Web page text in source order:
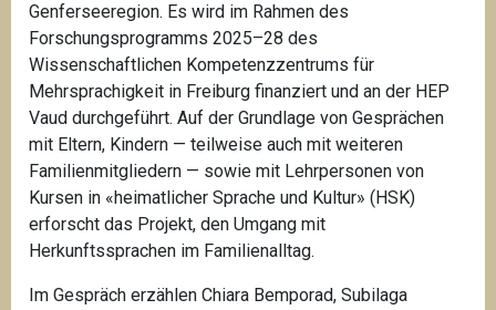
Genferseeregion. Es wird im Rahmen des
Forschungsprogramms 2025–28 des
Wissenschaftlichen Kompetenzzentrums für
Mehrsprachigkeit in Freiburg finanziert und an der HEP
Vaud durchgeführt. Auf der Grundlage von Gesprächen
mit Eltern, Kindern — teilweise auch mit weiteren
Familienmitgliedern — sowie mit Lehrpersonen von
Kursen in «heimatlicher Sprache und Kultur» (HSK)
erforscht das Projekt, den Umgang mit
Herkunftssprachen im Familienalltag.
Im Gespräch erzählen Chiara Bemporad, Subilaga